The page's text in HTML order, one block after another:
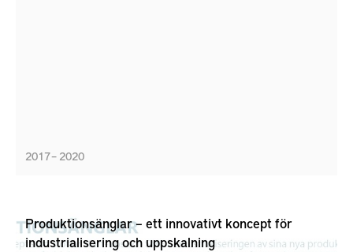
2017 – 2020
Produktionsänglar – ett innovativt koncept för
industrialisering och uppskalning